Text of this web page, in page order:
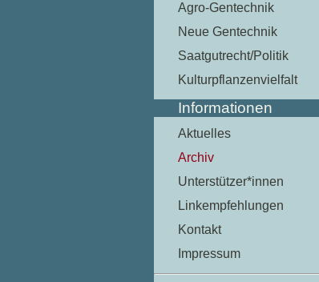
Agro-Gentechnik
Neue Gentechnik
Saatgutrecht/Politik
Kulturpflanzenvielfalt
Informationen
Aktuelles
Archiv
Unterstützer*innen
Linkempfehlungen
Kontakt
Impressum